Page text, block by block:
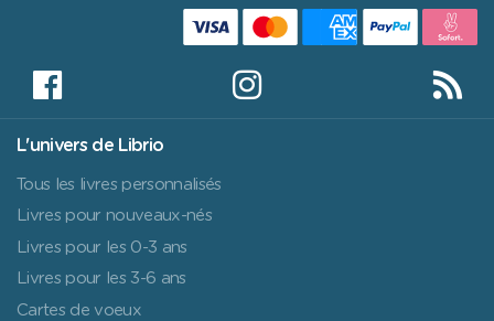
L'univers de Librio
Tous les livres personnalisés
Livres pour nouveaux-nés
Livres pour les 0-3 ans
Livres pour les 3-6 ans
Cartes de voeux